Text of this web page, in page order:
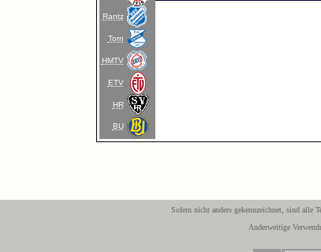
Rantz
Torn
HMTV
ETV
HR
BU
Sofern nicht anders gekennzeichnet, sind alle
Anderweitige